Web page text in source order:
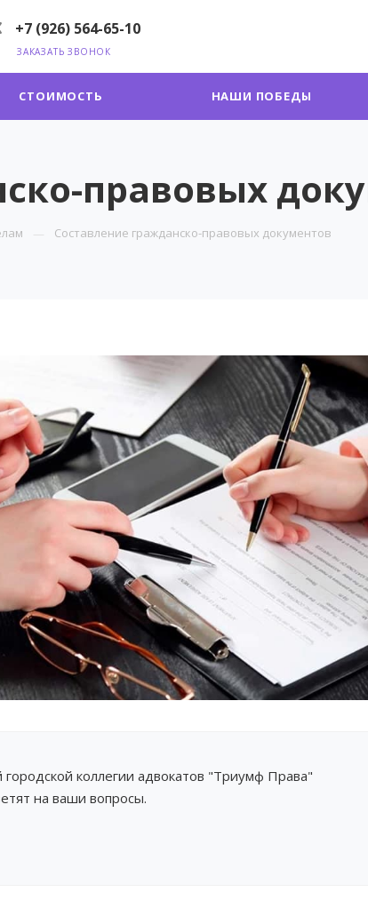
+7 (926) 564-65-10
ЗАКАЗАТЬ ЗВОНОК
СТОИМОСТЬ НАШИ ПОБЕДЫ
правовых
Составление гражданско-правовых документов
коллегии адвокатов "Триумф Права"
на ваши вопросы.